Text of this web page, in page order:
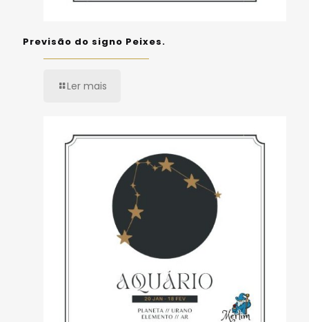
Previsão do signo Peixes.
Ler mais